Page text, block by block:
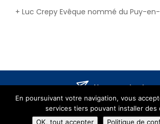
+ Luc Crepy Evêque nommé du Puy-
Nous contacter
©2019 -
En poursuivant votre navigation, vous
services tiers pouvant installer des
OK, tout accepter
Politique de